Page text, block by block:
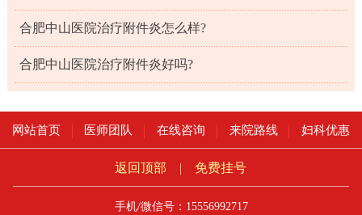
合肥中山医院治疗附件炎怎么样?
合肥中山医院治疗附件炎好吗?
网站首页 医师团队 在线咨询 来院路线 妇科优惠
返回顶部 | 免费挂号
手机/微信号：15556992717